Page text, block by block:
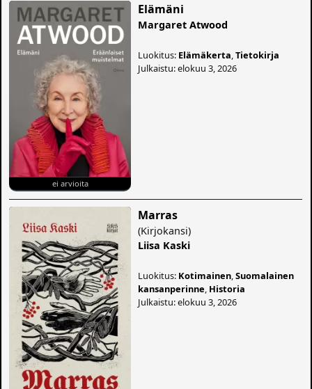
ei arvioita
Elämäni
Margaret Atwood
Luokitus: Elämäkerta ,Tietokirja
Julkaistu: elokuu 3, 2026
Marras
(Kirjokansi)
Liisa Kaski
Luokitus: Kotimainen ,Suomalainen
kansanperinne Historia
Julkaistu: elokuu 3, 2026